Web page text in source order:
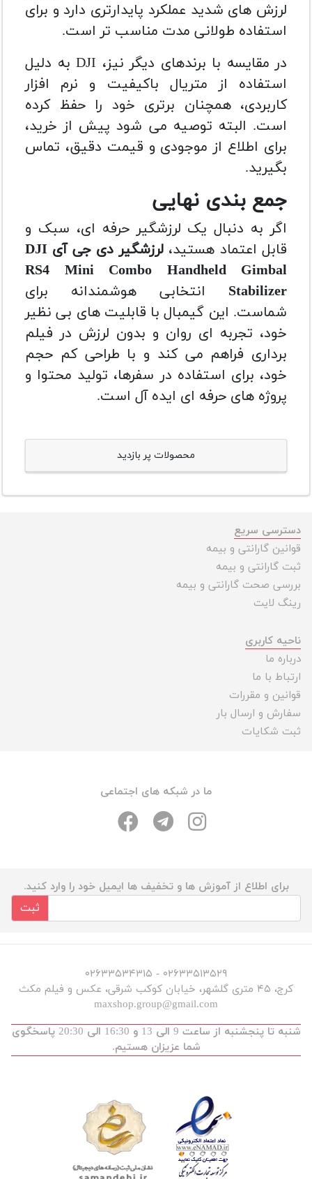
لرزش های شدید عملکرد پایدارتری دارد و برای
استفاده طولانی مدت مناسب تر است.
در مقایسه با برندهای دیگر نیز، DJI به دلیل
استفاده از متریال باکیفیت و نرم افزار
کاربردی، همچنان برتری خود را حفظ کرده
است. البته توصیه می شود پیش از خرید،
برای اطلاع از موجودی و قیمت دقیق، تماس
بگیرید.
جمع بندی نهایی
اگر به دنبال یک لرزشگیر حرفه ای، سبک و
قابل اعتماد هستید،
لرزشگیر دی جی آی DJI
RS4 Mini Combo Handheld Gimbal
Stabilizer انتخابی هوشمندانه برای
شماست. این گیمبال با قابلیت های بی نظیر
خود، تجربه ای روان و بدون لرزش در فیلم
برداری فراهم می کند و با طراحی کم حجم
خود، برای استفاده در سفرها، تولید محتوا و
پروژه های حرفه ای ایده آل است.
محصولات پر بازدید
دسترسی سریع
قوانین گارانتی و بیمه
ثبت گارانتی و بیمه
بررسی صحت گارانتی و بیمه
رینگ لایت
ناحیه کاربری
درباره ما
ارتباط با ما
قوانین و مقررات
سفارش و ارسال بار
ثبت شکایات
ما در شبکه های اجتماعی
برای اطلاع از آموزش ها و تخفیف ها ایمیل خود را وارد کنید.
ثبت
۰۲۶۳۳۵۱۳۵۲۹ - ۰۲۶۳۳۵۳۴۳۱۵
کرج، ۴۵ متری گلشهر، خیابان کوکب شرقی، عکس و فیلم مکث
maxshop.group@gmail.com
شنبه تا پنجشنبه از ساعت 9 الی 13 و 16:30 الی 20:30 پاسخگوی
شما عزیزان هستیم.